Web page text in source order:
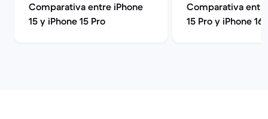
Comparativa entre iPhone
15 y iPhone 15 Pro
Comparativa
15 Pro y iPhone 16